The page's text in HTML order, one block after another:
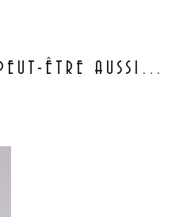
ÊTRE AUSSI…